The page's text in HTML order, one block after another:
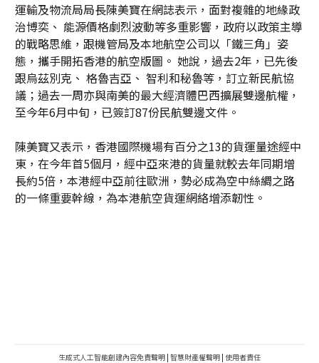
運輸及物流局局長陳美寶在網誌表示，面對複雜的地緣政
治博奕、 能源價格劇烈波動等多重影響，政府以政策主導
的戰略思維，跟機管局及本地航空公司以「鐵三角」姿
態，攜手開拓香港的航空版圖。 她說，過去2年，已先後
跟烏茲別克、 格魯吉亞、 智利和秘魯等，訂立新民航協
議；過去一周亦與南美的最大經濟體巴西擴展雙邊航權，
至今年6月中旬，已簽訂87份民航雙邊文件。
陳美寶又表示，香港國際機場有百分之13的貨運量途經中
東，在今年首5個月，經中亞來港的貨量就較去年同期增
長約5倍，本港經中亞前往歐洲，勢必成為空中絲綢之路
的一條重要幹線，為本港航空貨運網絡增添韌性。
生成式人工智能創建內容免責聲明 | 智慧財產權聲明 | 使用者責任